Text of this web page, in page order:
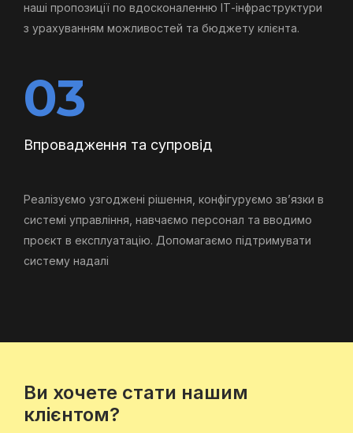
наші пропозиції по вдосконаленню ІТ-інфраструктури
з урахуванням можливостей та бюджету клієнта.
03
Впровадження та супровід
Реалізуємо узгоджені рішення, конфігуруємо зв’язки в
системі управління, навчаємо персонал та вводимо
проєкт в експлуатацію. Допомагаємо підтримувати
систему надалі
Ви хочете стати нашим
клієнтом?